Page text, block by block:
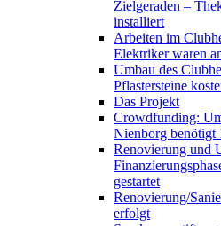
Zielgeraden –
installiert
Arbeiten im
Elektriker waren
Umbau des
Pflastersteine
Das Projekt
Crowdfunding:
Nienborg benötigt
Renovierung und
gestartet
Renovierung/
erfolgt